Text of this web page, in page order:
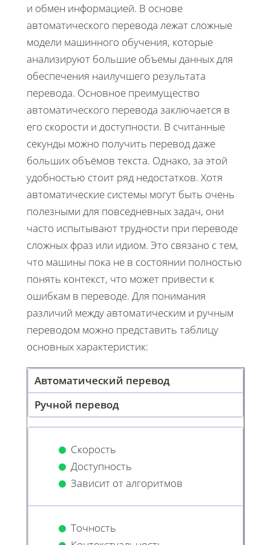
и обмен информацией. В основе
автоматического перевода лежат сложные
модели машинного обучения, которые
анализируют большие объемы данных для
обеспечения наилучшего результата
перевода. Основное преимущество
автоматического перевода заключается в
его скорости и доступности. В считанные
секунды можно получить перевод даже
больших объёмов текста. Однако, за этой
удобностью стоит ряд недостатков. Хотя
автоматические системы могут быть очень
полезными для повседневных задач, они
часто испытывают трудности при переводе
сложных фраз или идиом. Это связано с тем,
что машины пока не в состоянии полностью
понять контекст, что может привести к
ошибкам в переводе. Для понимания
различий между автоматическим и ручным
переводом можно представить таблицу
основных характеристик:
Автоматический перевод
Ручной перевод
Скорость
Доступность
Зависит от алгоритмов
Точность